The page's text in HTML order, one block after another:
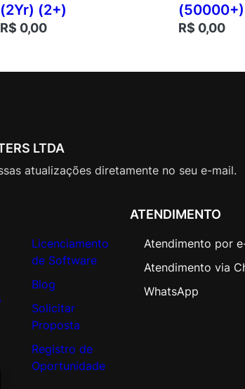
(2Yr) (2+)
R$ 0,00
(50000+)
R$ 0,00
LTDA
atualizações diretamente no seu e-mail.
Licenciamento
de Software
Blog
Solicitar
Proposta
Registro de
Oportunidade
ATENDIMENTO
Atendimento por
Atendimento via
WhatsApp